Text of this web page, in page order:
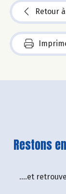
Retour
Restons
....et